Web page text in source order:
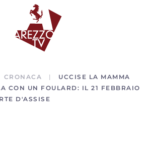
CRONACA
UCCISE LA MAMMA
CON UN FOULARD: IL 21 FEBBRAIO
D'ASSISE